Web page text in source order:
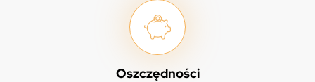
Oszczędności